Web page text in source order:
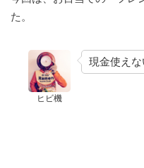
た。
ヒビ機
現金使え